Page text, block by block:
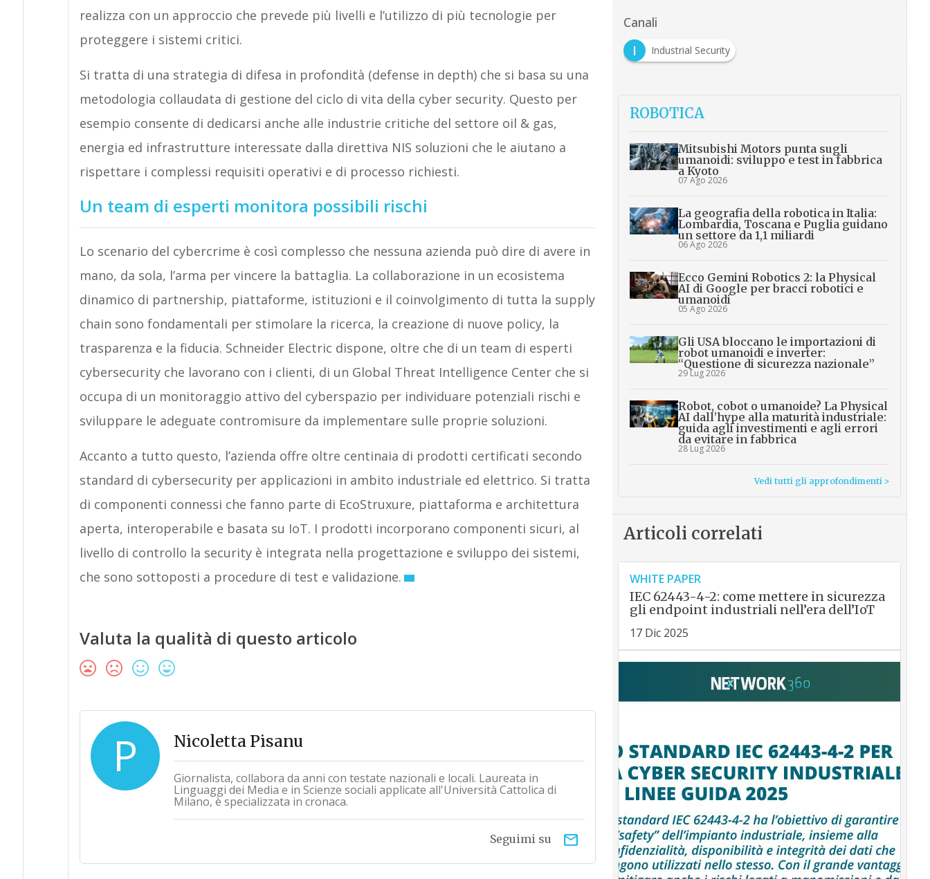
realizza con un approccio che prevede più livelli e l’utilizzo di più tecnologie per
proteggere i sistemi critici.
Si tratta di una strategia di difesa in profondità (defense in depth) che si basa su una
metodologia collaudata di gestione del ciclo di vita della cyber security. Questo per
esempio consente di dedicarsi anche alle industrie critiche del settore oil & gas,
energia ed infrastrutture interessate dalla direttiva NIS soluzioni che le aiutano a
rispettare i complessi requisiti operativi e di processo richiesti.
Un team di esperti monitora possibili rischi
Lo scenario del cybercrime è così complesso che nessuna azienda può dire di avere in
mano, da sola, l’arma per vincere la battaglia. La collaborazione in un ecosistema
dinamico di partnership, piattaforme, istituzioni e il coinvolgimento di tutta la supply
chain sono fondamentali per stimolare la ricerca, la creazione di nuove policy, la
trasparenza e la fiducia. Schneider Electric dispone, oltre che di un team di esperti
cybersecurity che lavorano con i clienti, di un Global Threat Intelligence Center che si
occupa di un monitoraggio attivo del cyberspazio per individuare potenziali rischi e
sviluppare le adeguate contromisure da implementare sulle proprie soluzioni.
Accanto a tutto questo, l’azienda offre oltre centinaia di prodotti certificati secondo
standard di cybersecurity per applicazioni in ambito industriale ed elettrico. Si tratta
di componenti connessi che fanno parte di EcoStruxure, piattaforma e architettura
aperta, interoperabile e basata su IoT. I prodotti incorporano componenti sicuri, al
livello di controllo la security è integrata nella progettazione e sviluppo dei sistemi,
che sono sottoposti a procedure di test e validazione.
Valuta la qualità di questo articolo
P Nicoletta Pisanu
Giornalista, collabora da anni con testate nazionali e locali. Laureata in
Linguaggi dei Media e in Scienze sociali applicate all'Università Cattolica di
Milano, è specializzata in cronaca.
email
Seguimi su
Canali
I
Industrial Security
ROBOTICA
Mitsubishi Motors punta sugli
umanoidi: sviluppo e test in fabbrica
a Kyoto
07 Ago 2026
La geografia della robotica in Italia:
Lombardia, Toscana e Puglia guidano
un settore da 1,1 miliardi
06 Ago 2026
Ecco Gemini Robotics 2: la Physical
AI di Google per bracci robotici e
umanoidi
05 Ago 2026
Gli USA bloccano le importazioni di
robot umanoidi e inverter:
“Questione di sicurezza nazionale”
29 Lug 2026
Robot, cobot o umanoide? La Physical
AI dall’hype alla maturità industriale:
guida agli investimenti e agli errori
da evitare in fabbrica
28 Lug 2026
Vedi tutti gli approfondimenti >
Articoli correlati
WHITE PAPER
IEC 62443-4-2: come mettere in sicurezza
gli endpoint industriali nell’era dell’IoT
17 Dic 2025